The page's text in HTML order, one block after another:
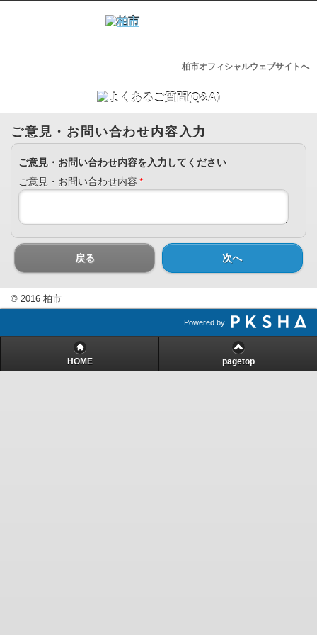
柏市オフィシャルウェブサイトへ
ご意見・お問い合わせ内容入力
ご意見・お問い合わせ内容を入力してください
ご意見・お問い合わせ内容 *
戻る 次へ
© 2016 柏市
Powered by
HOME pagetop